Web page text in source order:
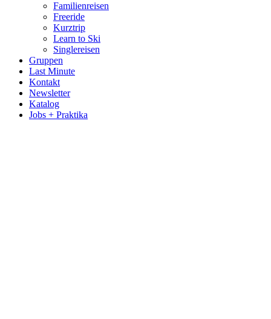
Familienreisen
Freeride
Kurztrip
Learn to Ski
Singlereisen
Gruppen
Last Minute
Kontakt
Newsletter
Katalog
Jobs + Praktika